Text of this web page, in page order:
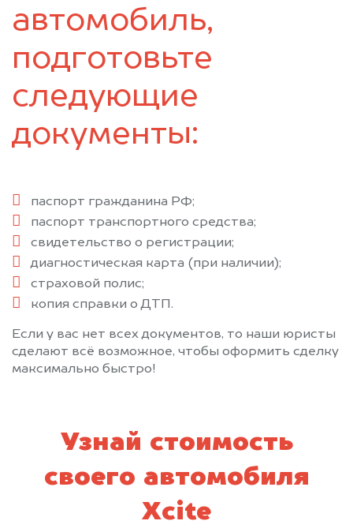
автомобиль,
подготовьте
следующие
документы:
паспорт гражданина РФ;
паспорт транспортного средства;
свидетельство о регистрации;
диагностическая карта (при наличии);
страховой полис;
копия справки о ДТП.
Если у вас нет всех документов, то наши юристы
сделают всё возможное, чтобы оформить сделку
максимально быстро!
Узнай стоимость
своего автомобиля
Xcite